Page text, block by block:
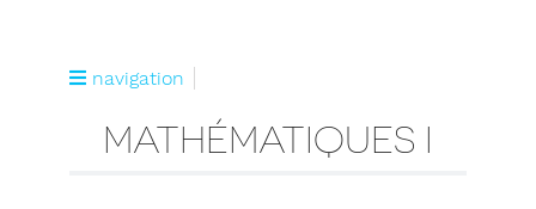
navigation
MATHÉMATIQUES I